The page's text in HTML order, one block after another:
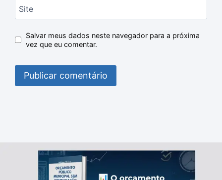
Site
Salvar meus dados neste navegador para a próxima
vez que eu comentar.